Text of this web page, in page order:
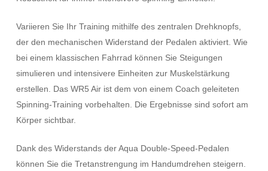
Variieren Sie Ihr Training mithilfe des zentralen Drehknopfs,
der den mechanischen Widerstand der Pedalen aktiviert. Wie
bei einem klassischen Fahrrad können Sie Steigungen
simulieren und intensivere Einheiten zur Muskelstärkung
erstellen. Das WR5 Air ist dem von einem Coach geleiteten
Spinning-Training vorbehalten. Die Ergebnisse sind sofort am
Körper sichtbar.
Dank des Widerstands der Aqua Double-Speed-Pedalen
können Sie die Tretanstrengung im Handumdrehen steigern.